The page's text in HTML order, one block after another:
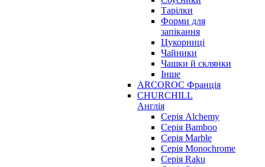
Тарілки
Форми для
запікання
Цукорниці
Чайники
Чашки й склянки
Інше
ARCOROC Франція
CHURCHILL
Англія
Серія Alchemy
Серія Bamboo
Серія Marble
Серія Monochrome
Серія Raku